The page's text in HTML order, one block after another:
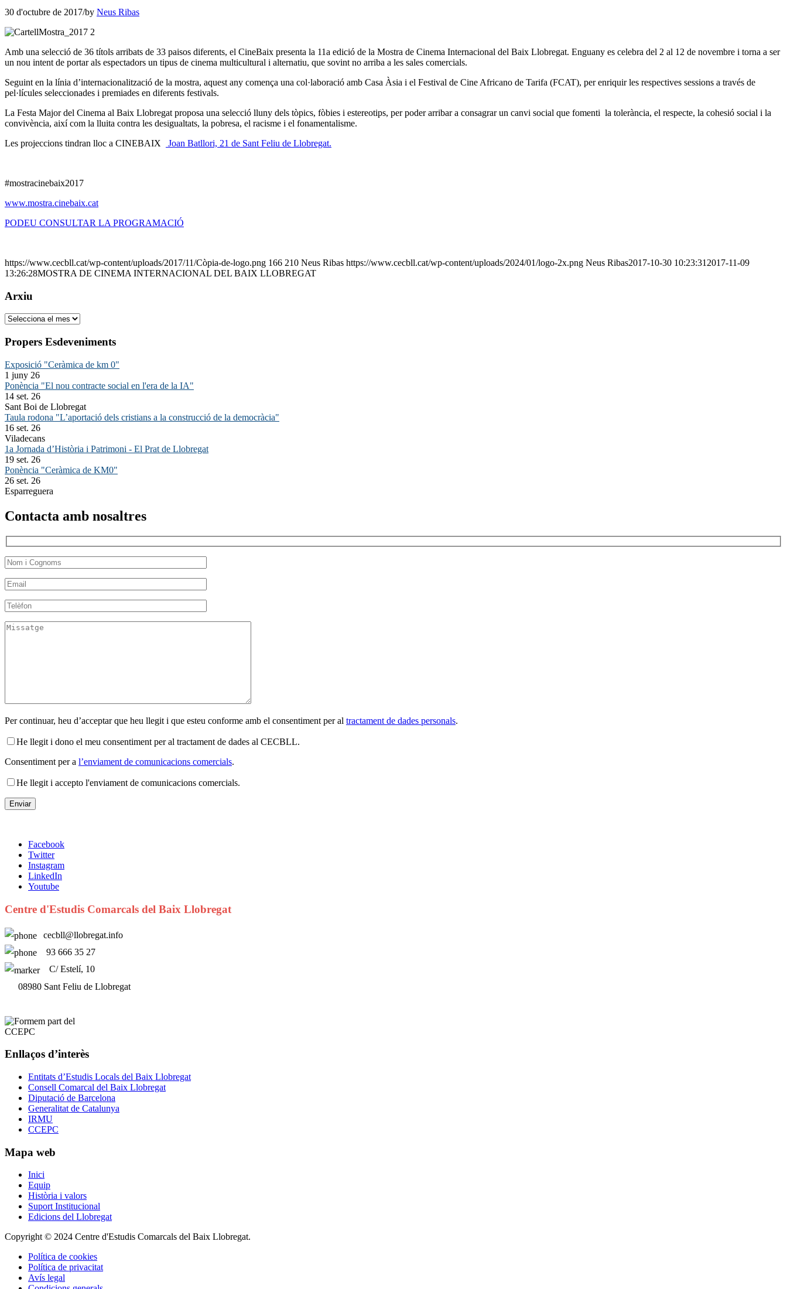
30 d'octubre de 2017/by Neus Ribas
Amb una selecció de 36 títols arribats de 33 paisos diferents, el CineBaix presenta la 11a edició de la Mostra de Cinema Internacional del Baix Llobregat. Enguany es celebra del 2 al 12 de novembre i torna a ser
un nou intent de portar als espectadors un tipus de cinema multicultural i alternatiu, que sovint no arriba a les sales comercials.
Seguint en la línia d’internacionalització de la mostra, aquest any comença una col·laboració amb Casa Àsia i el Festival de Cine Africano de Tarifa (FCAT), per enriquir les respectives sessions a través de
pel·lícules seleccionades i premiades en diferents festivals.
La Festa Major del Cinema al Baix Llobregat proposa una selecció lluny dels tòpics, fòbies i estereotips, per poder arribar a consagrar un canvi social que fomenti la tolerància, el respecte, la cohesió social i la
convivència, així com la lluita contra les desigualtats, la pobresa, el racisme i el fonamentalisme.
Les projeccions tindran lloc a CINEBAIX
Joan Batllori, 21 de Sant Feliu de Llobregat.
#mostracinebaix2017
www.mostra.cinebaix.cat
PODEU CONSULTAR LA PROGRAMACIÓ
https://www.cecbll.cat/wp-content/uploads/2017/11/Còpia-de-logo.png 166 210 Neus Ribas https://www.cecbll.cat/wp-content/uploads/2024/01/logo-2x.png Neus Ribas2017-10-30 10:23:31 2017-11-09
13:26:28MOSTRA DE CINEMA INTERNACIONAL DEL BAIX LLOBREGAT
Arxiu
Arxiu
Propers Esdeveniments
Exposició "Ceràmica de km 0"
1 juny 26
Ponència "El nou contracte social en l'era de la IA"
14 set. 26
Sant Boi de Llobregat
Taula rodona "L’aportació dels cristians a la construcció de la democràcia"
16 set. 26
Viladecans
1a Jornada d’Història i Patrimoni - El Prat de Llobregat
19 set. 26
Ponència "Ceràmica de KM0"
26 set. 26
Esparreguera
Contacta amb nosaltres
Per continuar, heu d’acceptar que heu llegit i que esteu conforme amb el consentiment per al tractament de dades personals.
He llegit i dono el meu consentiment per al tractament de dades al CECBLL.
Consentiment per a l’enviament de comunicacions comercials.
He llegit i accepto l'enviament de comunicacions comercials.
Facebook
Twitter
Instagram
LinkedIn
Youtube
Centre d'Estudis Comarcals del Baix Llobregat
cecbll@llobregat.info
93 666 35 27
C/ Estelí, 10
08980 Sant Feliu de Llobregat
Enllaços d’interès
Entitats d’Estudis Locals del Baix Llobregat
Consell Comarcal del Baix Llobregat
Diputació de Barcelona
Generalitat de Catalunya
IRMU
CCEPC
Mapa web
Inici
Equip
Història i valors
Suport Institucional
Edicions del Llobregat
Copyright © 2024 Centre d'Estudis Comarcals del Baix Llobregat.
Política de cookies
Política de privacitat
Avís legal